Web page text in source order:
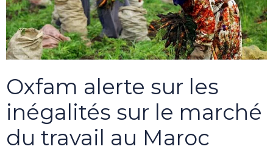
Oxfam alerte sur les
inégalités sur le marché
du travail au Maroc